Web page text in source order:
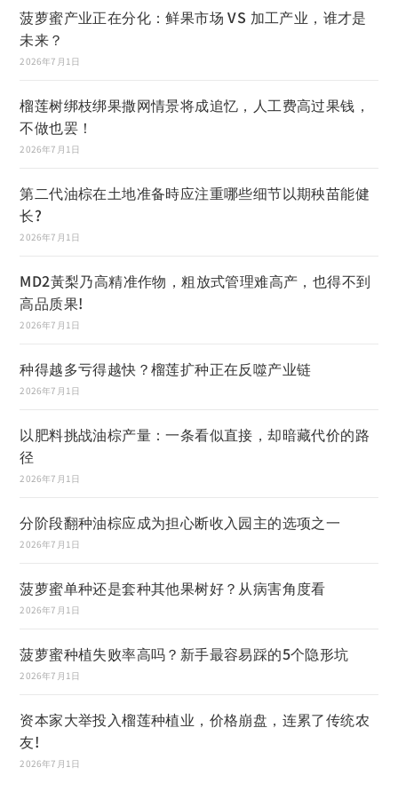
菠萝蜜产业正在分化：鲜果市场 VS 加工产业，谁才是
未来？
2026年7月1日
榴莲树绑枝绑果撒网情景将成追忆，人工费高过果钱，
不做也罢！
2026年7月1日
第二代油棕在土地准备時应注重哪些细节以期秧苗能健
长?
2026年7月1日
MD2黃梨乃高精准作物，粗放式管理难高产，也得不到
高品质果!
2026年7月1日
种得越多亏得越快？榴莲扩种正在反噬产业链
2026年7月1日
以肥料挑战油棕产量：一条看似直接，却暗藏代价的路
径
2026年7月1日
分阶段翻种油棕应成为担心断收入园主的选项之一
2026年7月1日
菠萝蜜单种还是套种其他果树好？从病害角度看
2026年7月1日
菠萝蜜种植失败率高吗？新手最容易踩的5个隐形坑
2026年7月1日
资本家大举投入榴莲种植业，价格崩盘，连累了传统农
友!
2026年7月1日